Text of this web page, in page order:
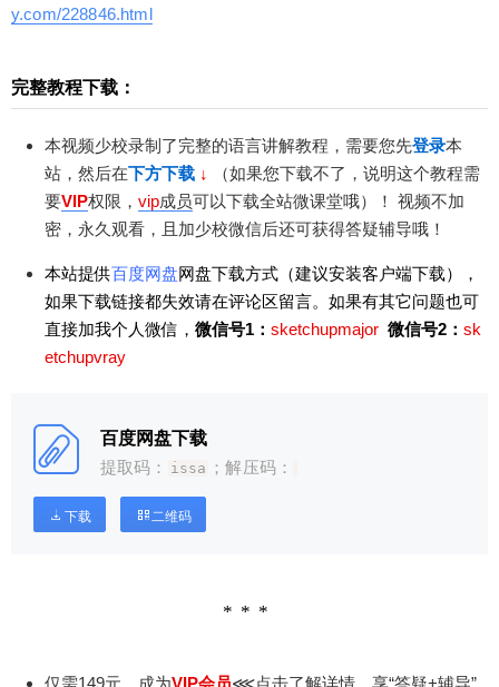
y.com/228846.html
完整教程下载：
本视频少校录制了完整的语言讲解教程，需要您先登录本
站，然后在下方下载 ↓
（如果您下载不了，说明这个教程需
要VIP权限 ， vip成员可以下载全站微课堂哦）！ 视频不加
密，永久观看，且加少校微信后还可获得答疑辅导哦！
本站提供百度网盘网盘下载方式（建议安装客户端下载），
如果下载链接都失效请在评论区留言。如果有其它问题也可
直接加我个人微信， 微信号1： sketchupmajor 微信号2： sk
etchupvray
百度网盘下载
提取码：
issa ；解压码：
下载 二维码
仅需149元，成为VIP会员⋘点击了解详情，享“答疑+辅导”